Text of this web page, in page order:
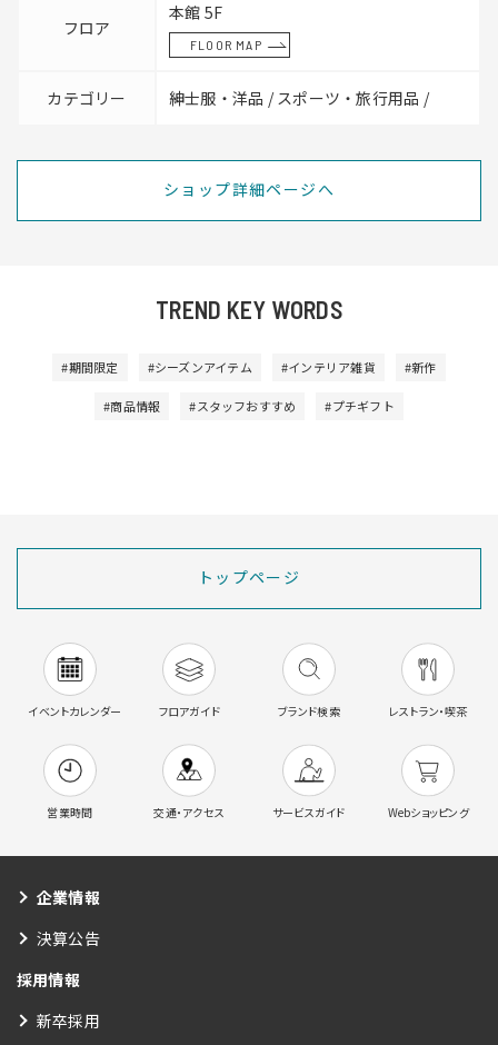
フロア
本館 5F
FLOOR MAP
カテゴリー 紳士服・洋品 / スポーツ・旅行用品 /
ショップ詳細ページへ
TREND KEY WORDS
#期間限定 #シーズンアイテム #インテリア雑貨 #新作
#商品情報 #スタッフおすすめ #プチギフト
トップページ
イベントカレンダー フロアガイド ブランド検索 レストラン・喫茶
営業時間 交通・アクセス サービスガイド Webショッピング
企業情報
決算公告
採用情報
新卒採用